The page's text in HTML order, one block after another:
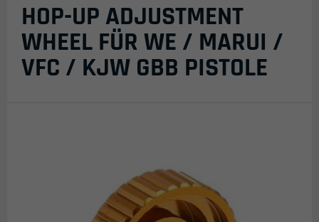
HOP-UP ADJUSTMENT
WHEEL FÜR WE / MARUI /
VFC / KJW GBB PISTOLE